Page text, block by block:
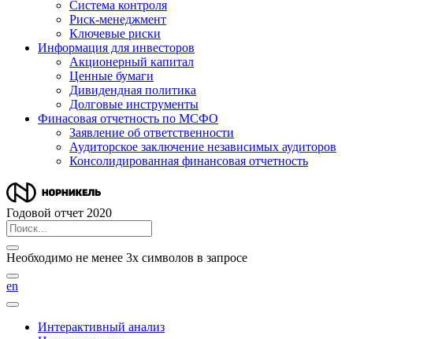
Система контроля
Риск-менеджмент
Ключевые риски
Информация для инвесторов
Акционерный капитал
Ценные бумаги
Дивидендная политика
Долговые инструменты
Финасовая отчетность по МСФО
Заявление об ответственности
Аудиторское заключение независимых аудиторов
Консолидированная финансовая отчетность
Годовой отчет 2020
Необходимо не менее 3х символов в запросе
en
Интерактивный анализ